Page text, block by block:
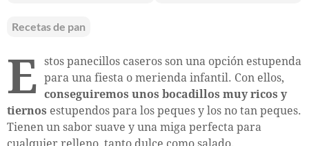
Recetas de pan
E stos panecillos caseros son una opción estupenda
para una fiesta o merienda infantil. Con ellos,
conseguiremos unos bocadillos muy ricos y
tiernos estupendos para los peques y los no tan peques.
Tienen un sabor suave y una miga perfecta para
cualquier relleno, tanto dulce como salado.